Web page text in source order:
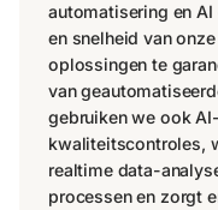
automatisering en
en snelheid van
oplossingen te
van
gebruiken we ook
kwaliteitscontroles,
realtime data-
processen en zorgt